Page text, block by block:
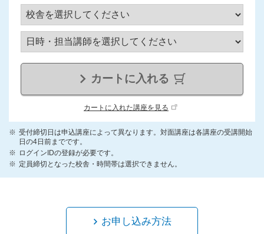
カートに入れる
カートに入れた講座を見る
受付締切日は申込講座によって異なります。対面講座は各講座の受講開始
日の4日前までです。
ログインIDの登録が必要です。
定員締切となった校舎・時間帯は選択できません。
お申し込み方法